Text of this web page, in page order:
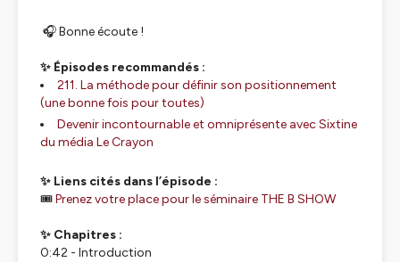
🎧 Bonne écoute !
✨ Épisodes recommandés :
211. La méthode pour définir son positionnement
(une bonne fois pour toutes)
Devenir incontournable et omniprésente avec Sixtine
du média Le Crayon
✨ Liens cités dans l’épisode :
🎟️Prenez votre place pour le séminaire THE B SHOW
✨ Chapitres :
0:42 - Introduction